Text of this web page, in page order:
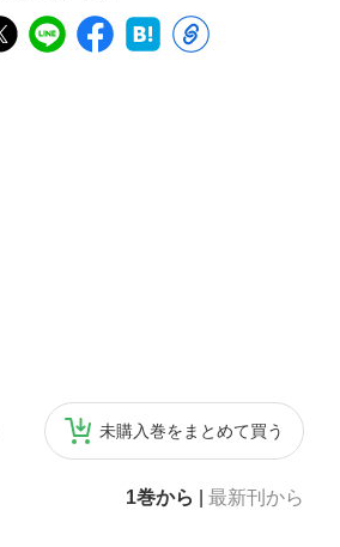
未購入巻をまとめて買う
1巻から 最新刊から